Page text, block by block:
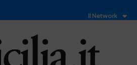
Il Network